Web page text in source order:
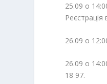
25.09 о
26.09 о
26.09 о
18 97.